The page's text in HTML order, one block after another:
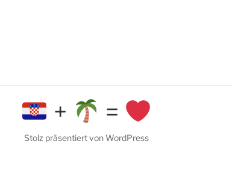
+ =
Stolz präsentiert von WordPress